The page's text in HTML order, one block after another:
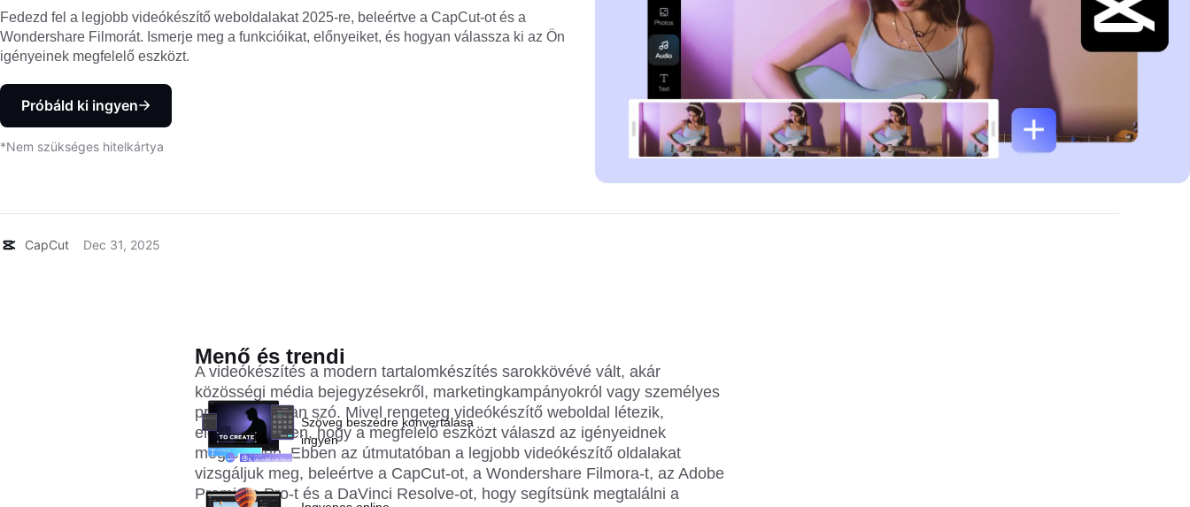
Fedezd fel a legjobb videókészítő weboldalakat 2025-re, beleértve a CapCut-ot és a
Wondershare Filmorát. Ismerje meg a funkcióikat, előnyeiket, és hogyan válassza ki az Ön
igényeinek megfelelő eszközt.
Próbáld ki ingyen
*Nem szükséges hitelkártya
CapCut Dec 31, 2025
A 8 legjobb videókészítő oldal alkotóknak 2025-ben
A videókészítés a modern tartalomkészítés sarokkövévé vált, akár
közösségi média bejegyzésekről, marketingkampányokról vagy személyes
projektekről van szó. Mivel rengeteg videókészítő weboldal létezik,
elengedhetetlen, hogy a megfelelő eszközt válaszd az igényeidnek
megfelelően. Ebben az útmutatóban a legjobb videókészítő oldalakat
vizsgáljuk meg, beleértve a CapCut-ot, a Wondershare Filmora-t, az Adobe
Premiere Pro-t és a DaVinci Resolve-ot, hogy segítsünk megtalálni a
Menő és trendi
Szöveg beszédre konvertálása
ingyen